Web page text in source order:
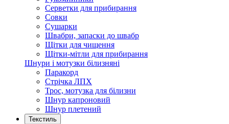
Серветки для прибирання
Совки
Сушарки
Швабри, запаски до швабр
Щітки для чищення
Щітки-мітли для прибирання
Шнури і мотузки білизняні
Паракорд
Стрічка ЛПХ
Трос, мотузка для білизни
Шнур капроновий
Шнур плетений
Текстиль